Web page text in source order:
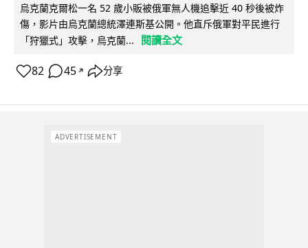
烏克蘭克爾松一名 52 歲小販被俄軍無人機追擊近 40 秒後被炸
傷，影片由烏克蘭總統澤連斯基公開。他直斥俄軍對平民進行
「狩獵式」攻擊，烏克蘭...
閱讀全文
82 45 ↗ 分享
ADVERTISEMENT